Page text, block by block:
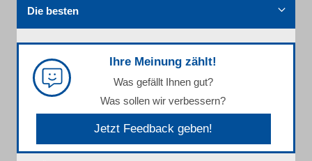
Die besten
Ihre Meinung zählt!
Was gefällt Ihnen gut?
Was sollen wir verbessern?
Jetzt Feedback geben!